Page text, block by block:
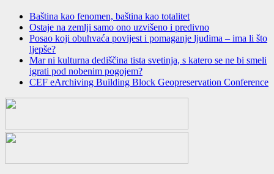
Baština kao fenomen, baština kao totalitet
Ostaje na zemlјi samo ono uzvišeno i predivno
Posao koji obuhvaća povijest i pomaganje ljudima – ima li što
ljepše?
Mar ni kulturna dediščina tista svetinja, s katero se ne bi smeli
igrati pod nobenim pogojem?
CEF eArchiving Building Block Geopreservation Conference